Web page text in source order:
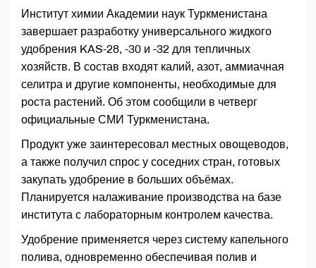
Институт химии Академии наук Туркменистана
завершает разработку универсального жидкого
удобрения KAS-28, -30 и -32 для тепличных
хозяйств. В состав входят калий, азот, аммиачная
селитра и другие компоненты, необходимые для
роста растений. Об этом сообщили в четверг
официальные СМИ Туркменистана.
Продукт уже заинтересовал местных овощеводов,
а также получил спрос у соседних стран, готовых
закупать удобрение в больших объёмах.
Планируется налаживание производства на базе
института с лабораторным контролем качества.
Удобрение применяется через систему капельного
полива, одновременно обеспечивая полив и